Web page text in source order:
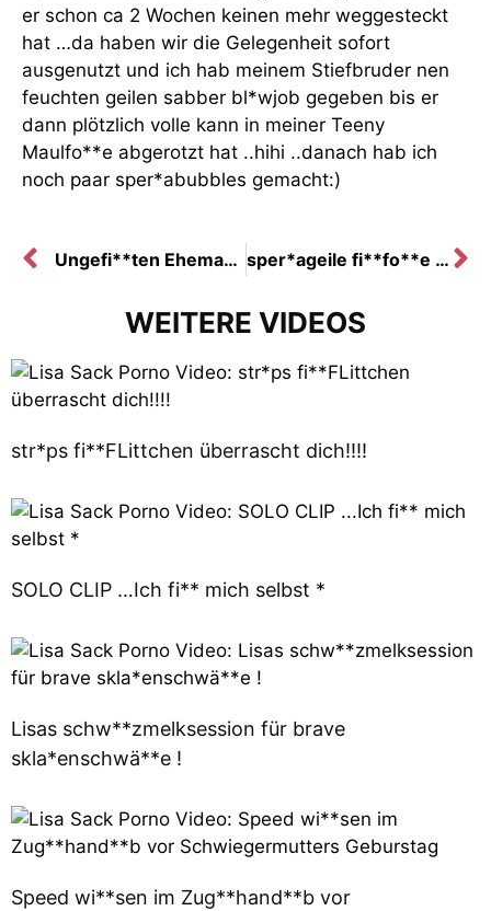
er schon ca 2 Wochen keinen mehr weggesteckt
hat …da haben wir die Gelegenheit sofort
ausgenutzt und ich hab meinem Stiefbruder nen
feuchten geilen sabber bl*wjob gegeben bis er
dann plötzlich volle kann in meiner Teeny
Maulfo**e abgerotzt hat ..hihi ..danach hab ich
noch paar sper*abubbles gemacht:)
Ungefi**ten Ehemann verführt… Zerstöre ich seine Ehe??? sper*ageile fi**fo**e für Arbeitskollegen
WEITERE VIDEOS
str*ps fi**FLittchen überrascht dich!!!!
SOLO CLIP …Ich fi** mich selbst *
Lisas schw**zmelksession für brave
skla*enschwä**e !
Speed wi**sen im Zug**hand**b vor